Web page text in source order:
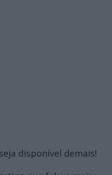
disponível demais!